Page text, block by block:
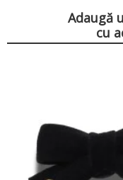
Adaugă
cu